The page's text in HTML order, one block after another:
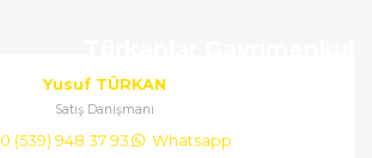
Yusuf TÜRKAN
Satış Danışmanı
0 (539) 948 37 93 Whatsapp